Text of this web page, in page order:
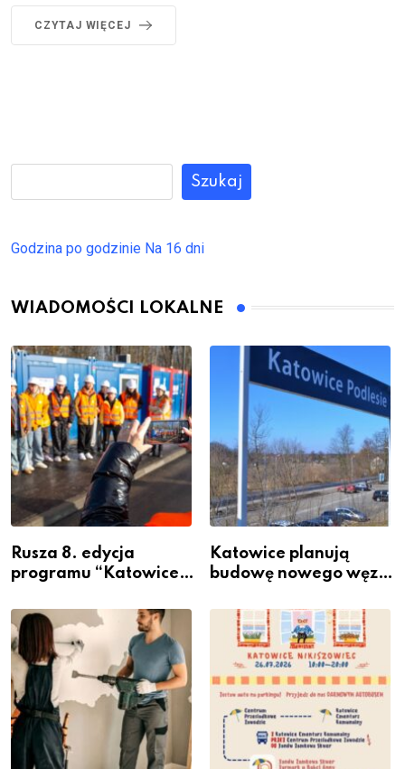
CZYTAJ WIĘCEJ
Szukaj
Godzina po godzinie Na 16 dni
WIADOMOŚCI LOKALNE
Rusza 8. edycja
programu “Katowice
– nabór dla
przedsiębiorców
Katowice planują
budowę nowego węzła
Podlesiu